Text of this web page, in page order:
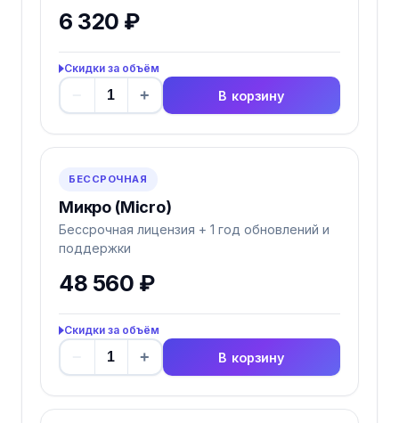
6 320 ₽
Скидки за объём
+ В корзину
БЕССРОЧНАЯ
Микро (Micro)
Бессрочная лицензия + 1 год обновлений и
поддержки
48 560 ₽
Скидки за объём
+ В корзину